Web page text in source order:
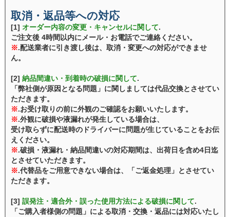
取消・返品等への対応
[1] オーダー内容の変更・キャンセルに関して.
ご注文後 4時間以内にメール・お電話でご連絡ください。
※.配送業者に引き渡し後は、取消・変更への対応ができませ
ん。
[2] 納品間違い・到着時の破損に関して.
「弊社側が原因となる問題」に関しましては代品交換とさせてい
ただきます。
※.お受け取りの前に外観のご確認をお願いいたします。
※.外観に破損や液漏れが発生している場合は、
受け取らずに配送時のドライバーに問題が生じていることをお伝
えください。
※.破損・液漏れ・納品間違いの対応期間は、出荷日を含め4日迄
とさせていただきます。
※.代替品をご用意できない場合は、「ご返金処理」とさせてい
ただきます。
[3] 誤発注・適合外・誤った使用方法による破損に関して.
「ご購入者様側の問題」による取消・交換・返品には対応いたし